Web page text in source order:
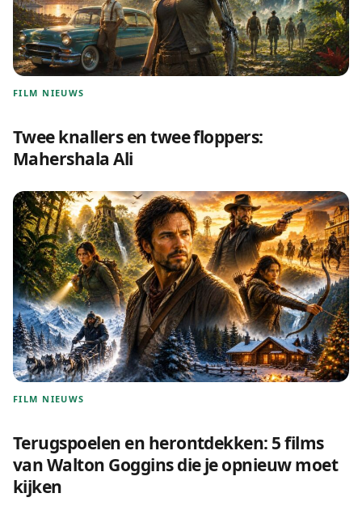
FILM NIEUWS
Twee knallers en twee floppers:
Mahershala Ali
FILM NIEUWS
Terugspoelen en herontdekken: 5 films
van Walton Goggins die je opnieuw moet
kijken